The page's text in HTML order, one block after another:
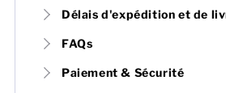
Délais d'expédition et de
FAQs
Paiement & Sécurité